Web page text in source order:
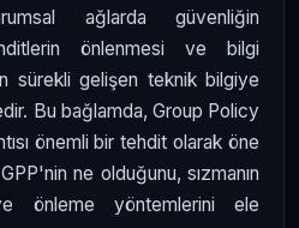
ağlarda güvenliğin
önlenmesi ve bilgi
sürekli gelişen teknik bilgiye
Bu bağlamda, Group Policy
önemli bir tehdit olarak öne
ne olduğunu, sızmanın
önleme yöntemlerini ele